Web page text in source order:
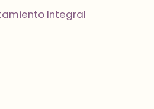
Integral